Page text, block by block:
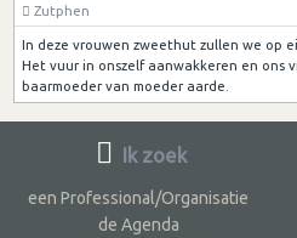
Zutphen
In deze vrouwen zweethut zullen we op
Het vuur in onszelf aanwakkeren en ons
baarmoeder van moeder aarde.
Ik zoek
een Professional/Organisatie
de Agenda